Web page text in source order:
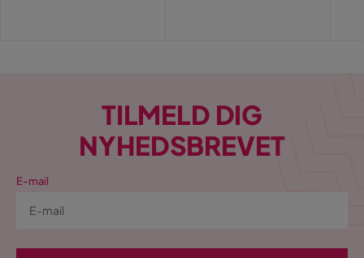
TILMELD DIG
NYHEDSBREVET
E-mail